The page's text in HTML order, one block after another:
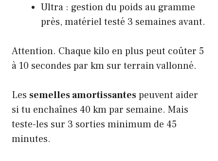
Ultra : gestion du poids au gramme
près, matériel testé 3 semaines avant.
Attention. Chaque kilo en plus peut coûter 5
à 10 secondes par km sur terrain vallonné.
Les semelles amortissantespeuvent aider
si tu enchaînes 40 km par semaine. Mais
teste-les sur 3 sorties minimum de 45
minutes.